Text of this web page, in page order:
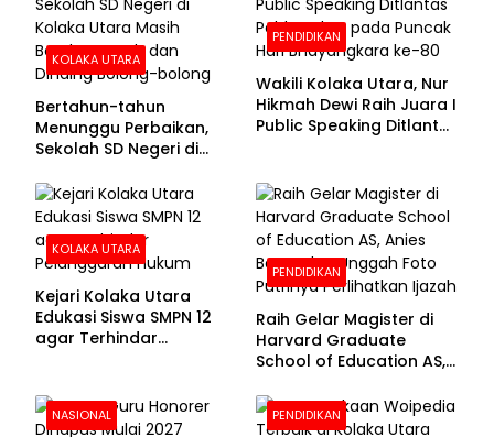
KOLAKA UTARA
Bertahun-tahun
Menunggu Perbaikan,
Sekolah SD Negeri di
Beralas Tanah dan
Dinding Bolong-bolong
PENDIDIKAN
Wakili Kolaka Utara, Nur
Hikmah Dewi Raih Juara I
Public Speaking Ditlantas
Bhayangkara ke-80
KOLAKA UTARA
Kejari Kolaka Utara
Edukasi Siswa SMPN 12
agar Terhindar
PENDIDIKAN
Raih Gelar Magister di
Harvard Graduate
School of Education AS,
Foto Putrinya Perlihatkan
Ijazah
NASIONAL PENDIDIKAN